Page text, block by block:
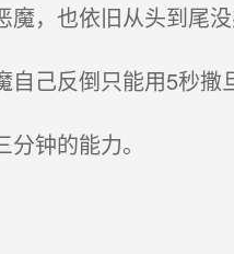
，也依旧从头到尾没
己反倒只能用5秒撒
钟的能力。